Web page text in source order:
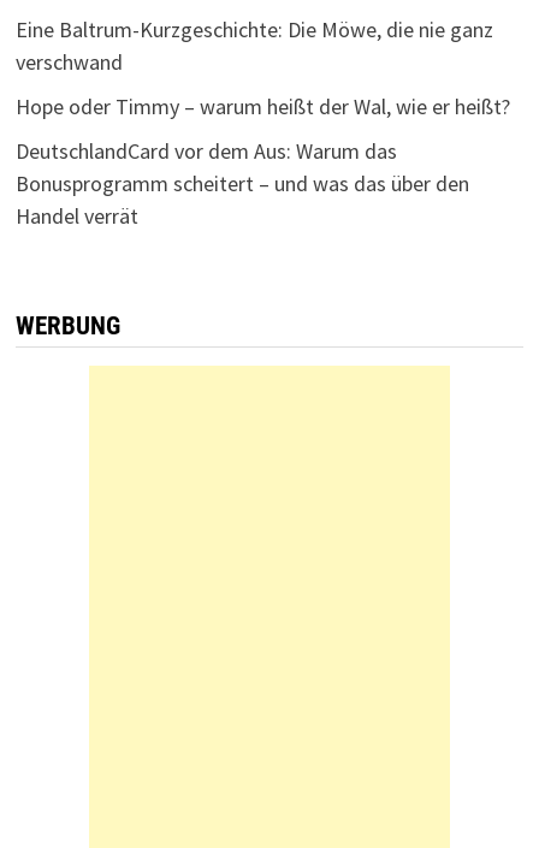
Eine Baltrum-Kurzgeschichte: Die Möwe, die nie ganz
verschwand
Hope oder Timmy – warum heißt der Wal, wie er heißt?
DeutschlandCard vor dem Aus: Warum das
Bonusprogramm scheitert – und was das über den
Handel verrät
WERBUNG